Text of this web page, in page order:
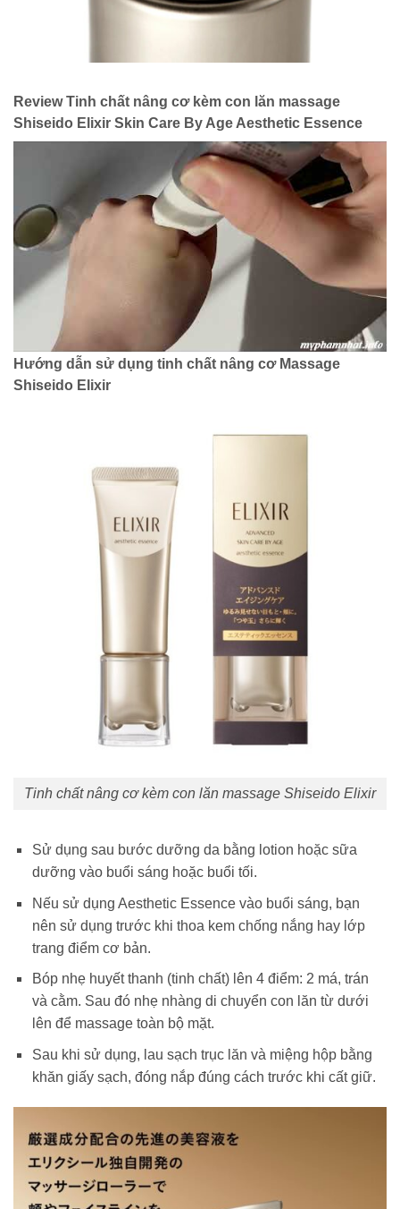
Review Tinh chất nâng cơ kèm con lăn massage
Shiseido Elixir Skin Care By Age Aesthetic Essence
Hướng dẫn sử dụng tinh chất nâng cơ Massage
Shiseido Elixir
Tinh chất nâng cơ kèm con lăn massage Shiseido Elixir
Sử dụng sau bước dưỡng da bằng lotion hoặc sữa
dưỡng vào buổi sáng hoặc buổi tối.
Nếu sử dụng Aesthetic Essence vào buổi sáng, bạn
nên sử dụng trước khi thoa kem chống nắng hay lớp
trang điểm cơ bản.
Bóp nhẹ huyết thanh (tinh chất) lên 4 điểm: 2 má, trán
và cằm. Sau đó nhẹ nhàng di chuyển con lăn từ dưới
lên để massage toàn bộ mặt.
Sau khi sử dụng, lau sạch trục lăn và miệng hộp bằng
khăn giấy sạch, đóng nắp đúng cách trước khi cất giữ.